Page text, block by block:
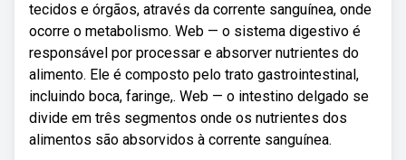
tecidos e órgãos, através da corrente sanguínea, onde
ocorre o metabolismo. Web — o sistema digestivo é
responsável por processar e absorver nutrientes do
alimento. Ele é composto pelo trato gastrointestinal,
incluindo boca, faringe,. Web — o intestino delgado se
divide em três segmentos onde os nutrientes dos
alimentos são absorvidos à corrente sanguínea.